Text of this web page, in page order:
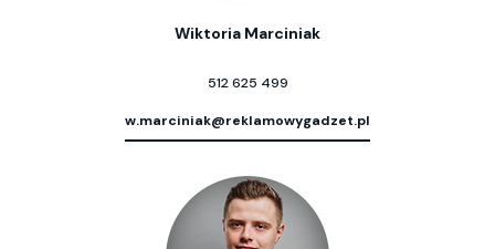
Wiktoria Marciniak
512 625 499
w.marciniak@reklamowygadzet.pl